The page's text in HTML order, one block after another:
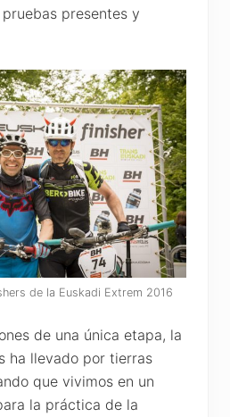
presentes y
de la Euskadi Extrem 2016
de una única etapa, la
ha llevado por tierras
que vivimos en un
la práctica de la